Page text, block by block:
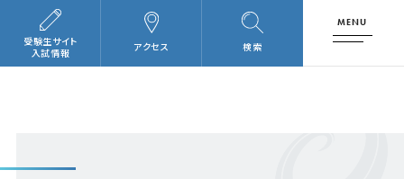
検索
アクセス
受験生サイト
入試情報
MENU